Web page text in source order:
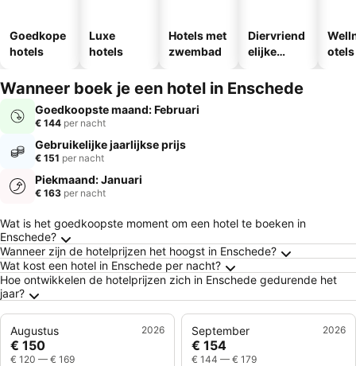
Goedkope
hotels
Luxe
hotels
Hotels met
zwembad
Diervriend
elijke
otels
Wanneer boek je een hotel in Enschede
Goedkoopste maand: Februari
€ 144 per nacht
Gebruikelijke jaarlijkse prijs
€ 151 per nacht
Piekmaand: Januari
€ 163 per nacht
Veelgestelde vragen over Enschede
Wat is het goedkoopste moment om een hotel te boeken in
Enschede?
Wanneer zijn de hotelprijzen het hoogst in Enschede?
Wat kost een hotel in Enschede per nacht?
Hoe ontwikkelen de hotelprijzen zich in Enschede gedurende het
jaar?
Augustus 2026
€ 150
€ 120 — € 169
September 2026
€ 154
€ 144 — € 179